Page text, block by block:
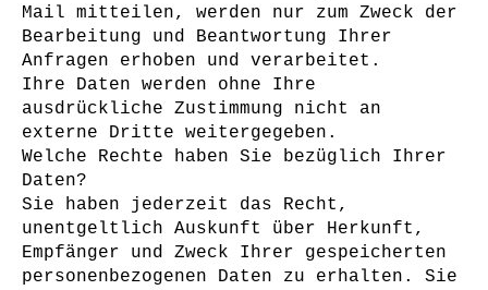
Mail mitteilen, werden nur zum Zweck der
Bearbeitung und Beantwortung Ihrer
Anfragen erhoben und verarbeitet.
Ihre Daten werden ohne Ihre
ausdrückliche Zustimmung nicht an
externe Dritte weitergegeben.
Welche Rechte haben Sie bezüglich Ihrer
Daten?
Sie haben jederzeit das Recht,
unentgeltlich Auskunft über Herkunft,
Empfänger und Zweck Ihrer gespeicherten
personenbezogenen Daten zu erhalten. Sie